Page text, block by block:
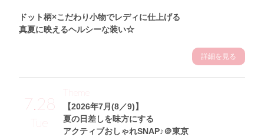
ドット柄×こだわり小物でレディに仕上げる
真夏に映えるヘルシーな装い☆
詳細を見る
7.28
Tue
【2026年7月(8／9)】
夏の日差しを味方にする
アクティブおしゃれSNAP♪＠東京
Theme